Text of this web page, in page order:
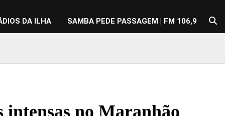
DA ILHA SAMBA PEDE PASSAGEM | FM 106,9
intensas no Maranhão